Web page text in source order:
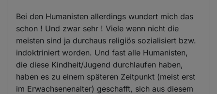
Bei den Humanisten allerdings wundert mich das
schon ! Und zwar sehr ! Viele wenn nicht die
meisten sind ja durchaus religiös sozialisiert bzw.
indoktriniert worden. Und fast alle Humanisten,
die diese Kindheit/Jugend durchlaufen haben,
haben es zu einem späteren Zeitpunkt (meist erst
im Erwachsenenalter) geschafft, sich aus diesem